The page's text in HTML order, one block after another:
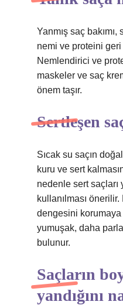
Yanmış saç
nemi ve proteini geri
Nemlendirici ve
maskeler ve saç
önem taşır.
Sertleşen
Sıcak su saçın
kuru ve sert
nedenle sert saçları
kullanılması
dengesini korumaya
yumuşak, daha
bulunur.
Saçların
yandığını